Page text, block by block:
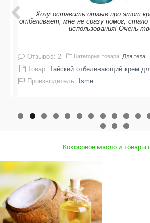
Хочу оставить отзыв про этот
отбеливает, мне не сразу помог, стало
использования! Очень
Отзывов: 2 Категория товара: Для тела
Товар: Тайский отбеливающий крем для интимной зоны
Производитель: Isme
Кокосовое масло и товары